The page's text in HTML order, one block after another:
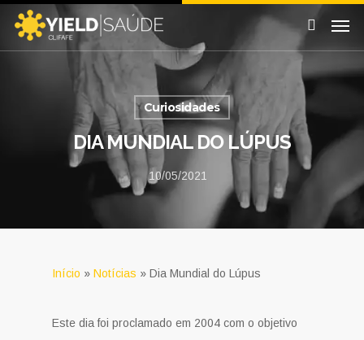
Curiosidades
DIA MUNDIAL DO LÚPUS
10/05/2021
Início » Notícias » Dia Mundial do Lúpus
Este dia foi proclamado em 2004 com o objetivo